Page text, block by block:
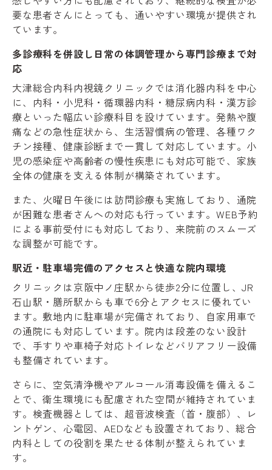
要な患者さんにとっても、通いやすい環境が提供され
ています。
多診療科を併設し日常の体調管理から専門診療まで対
応
大津総合内科内視鏡クリニックでは消化器内科を中心
に、内科・小児科・循環器内科・糖尿病内科・漢方診
療といった幅広い診療科目を設けています。発熱や腹
痛などの急性症状から、生活習慣病の管理、各種ワク
チン接種、健康診断まで一貫して対応しています。小
児の感染症や高齢者の慢性疾患にも対応可能で、家族
全体の健康を支える体制が構築されています。
また、火曜日午後には訪問診療も実施しており、通院
が困難な患者さんへの対応も行っています。WEB予約
による事前受付にも対応しており、来院前のスムーズ
な調整が可能です。
駅近・駐車場完備のアクセスと快適な院内環境
クリニックは京阪中ノ庄駅から徒歩2分に位置し、JR
石山駅・膳所駅からも車で6分とアクセスに優れてい
ます。敷地内に駐車場が完備されており、自家用車で
の通院にも対応しています。院内は段差のない設計
で、手すりや車椅子対応トイレなどバリアフリー設備
も整備されています。
さらに、空気清浄機やアルコール消毒設備を備えるこ
とで、衛生環境にも配慮された空間が維持されていま
す。検査機器としては、超音波検査（首・腹部）、レ
ントゲン、心電図、AEDなども設置されており、総合
内科としての役割を果たせる体制が整えられていま
す。